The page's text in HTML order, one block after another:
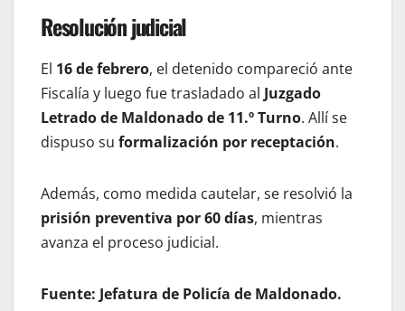
Resolución judicial
El 16 de febrero, el detenido compareció ante
Fiscalía y luego fue trasladado al Juzgado
Letrado de Maldonado de 11.º Turno. Allí se
dispuso su formalización por receptación.
Además, como medida cautelar, se resolvió la
prisión preventiva por 60 días, mientras
avanza el proceso judicial.
Fuente: Jefatura de Policía de Maldonado.